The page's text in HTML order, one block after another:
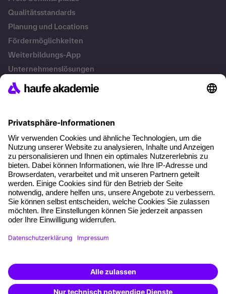
Qualitätsstandards
Planung und Locations
Fördermöglichkeiten
Weiterbildungs-App
Unternehmenslösungen
Potenzialanalyse
Coaching
Kontakt & Support
Kontakt
FAQs
+49 761 595339-00
AGB
Impressum
Datenschutz